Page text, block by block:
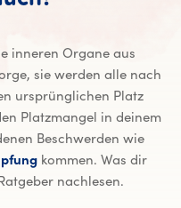
inneren Organe aus
sie werden alle nach
ursprünglichen Platz
Platzmangel in deinem
Beschwerden wie
kommen. Was dir
nachlesen.